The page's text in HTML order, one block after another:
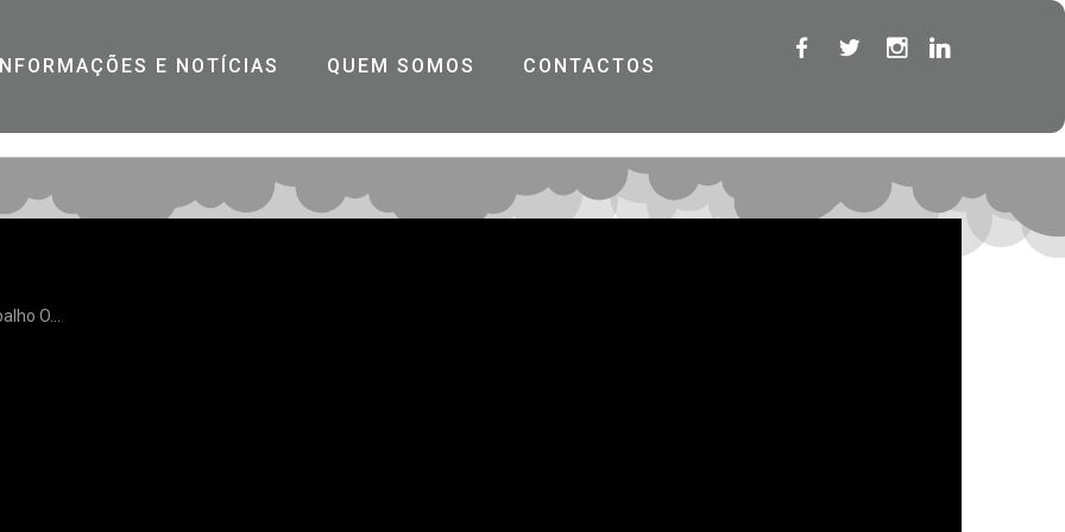
E NOTÍCIAS QUEM SOMOS CONTACTOS
O...